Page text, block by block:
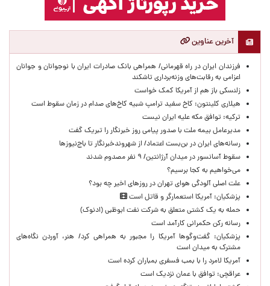
آخرین عناوین
​فرزندان ایران در راه قهرمانی/ همراهی بانک صادرات ایران با نوجوانان و جوانان
اعزامی به رقابت‌های وزنه‌برداری تاشکند
زلنسکی باز هم از آمریکا کمک خواست
هیلاری کلینتون: کاخ سفید ترامپ شبیه کاخ‌های صدام در زمان سقوط است
ترکیه: توافق مکه علیه ایران نیست
مدیرعامل بیمه ملت با صدور پیامی روز خبرنگار را تبریک گفت
رسانه‌های ایران در بن‌بست اعتماد/ از شهروندخبرنگار تا باج‌نیوزها
سقوط آسانسور در میدان آرژانتین/ ۹ نفر مصدوم شدند
می‌خواهیم به کجا برسیم؟
علت اصلی آلودگی هوای تهران در روزهای اخیر چه بود؟
پزشکیان: آمریکا استعمارگر و قاتل است
حمله به یک کشتی متعلق به شرکت نفت ابوظبی (ادنوک)
رسانه رکن حکمرانی کارآمد است
پزشکیان: گفت‌وگوها آمریکا را مجبور به همراهی کرد/ هنر، آوردن نگاه‌های
مشترک به میدان است
آمریکا لامرد را با بمب فسفری بمباران کرده است
عراقچی: توافق با عمان نزدیک است